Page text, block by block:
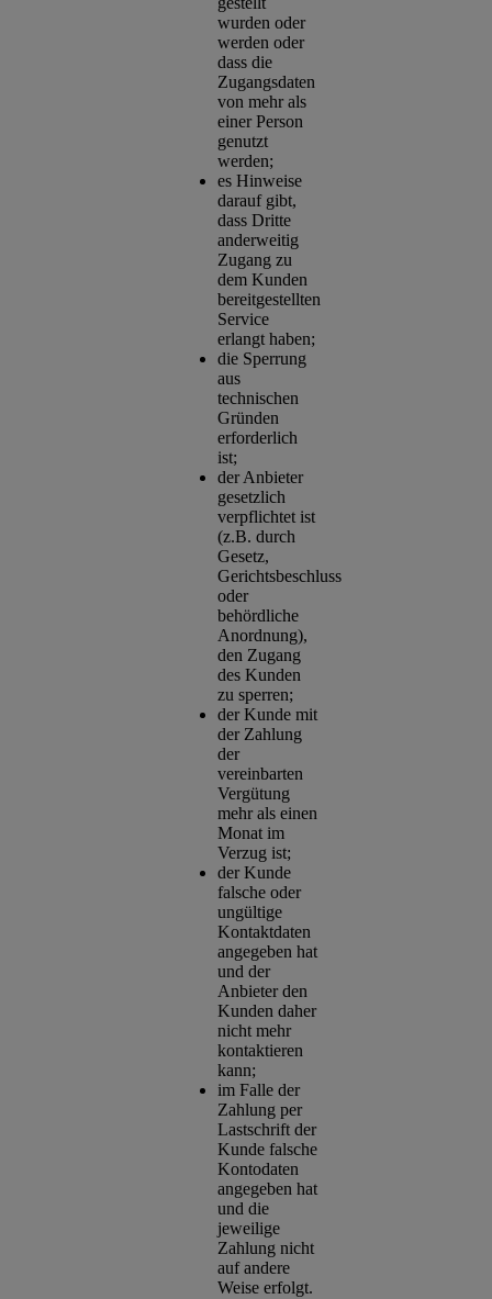
wurden oder
werden oder
dass die
Zugangsdaten
von mehr als
einer Person
genutzt
werden;
es Hinweise
darauf gibt,
dass Dritte
anderweitig
Zugang zu
dem Kunden
bereitgestellten
Service
erlangt haben;
die Sperrung
aus
technischen
Gründen
erforderlich
ist;
der Anbieter
gesetzlich
verpflichtet ist
(z.B. durch
Gesetz,
Gerichtsbeschluss
oder
behördliche
Anordnung),
den Zugang
des Kunden
zu sperren;
der Kunde mit
der Zahlung
der
vereinbarten
Vergütung
mehr als einen
Monat im
Verzug ist;
der Kunde
falsche oder
ungültige
Kontaktdaten
angegeben hat
und der
Anbieter den
Kunden daher
nicht mehr
kontaktieren
kann;
im Falle der
Zahlung per
Lastschrift der
Kunde falsche
Kontodaten
angegeben hat
und die
jeweilige
Zahlung nicht
auf andere
Weise erfolgt.